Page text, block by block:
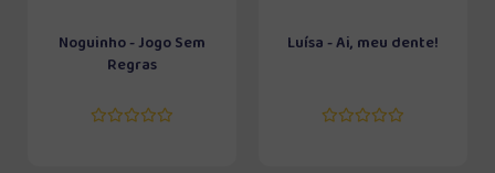
Noguinho - Jogo Sem
Regras
Luísa - Ai, meu dente!